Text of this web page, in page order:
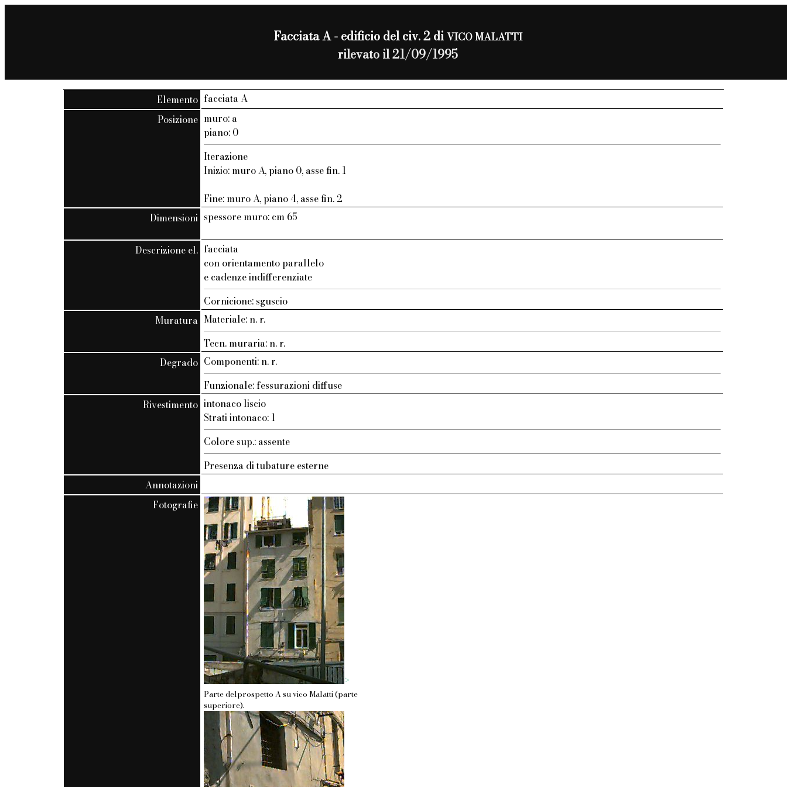
Facciata A - edificio del civ. 2 diVICO MALATTI
rilevato il 21/09/1995
Elemento facciata A
Posizione muro: a
piano: 0
Iterazione
Inizio: muro A, piano 0, asse fin. 1
Fine: muro A, piano 4, asse fin. 2
Dimensioni spessore muro: cm 65
Descrizione el. facciata
con orientamento parallelo
e cadenze indifferenziate
Cornicione: sguscio
Muratura Materiale: n. r.
Tecn. muraria: n. r.
Degrado Componenti: n. r.
Funzionale: fessurazioni diffuse
Rivestimento intonaco liscio
Strati intonaco: 1
Colore sup.: assente
Presenza di tubature esterne
Annotazioni
Fotografie
>
Parte delprospetto A su vico Malatti (parte
superiore).